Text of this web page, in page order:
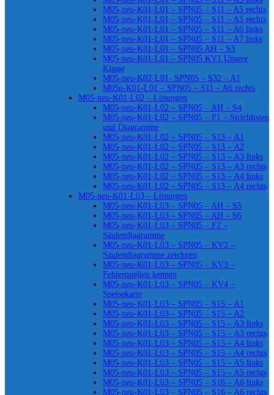
M05-neu-K01-L01 – SPN05 – S11 – A5 rechts
M05-neu-K01-L01 – SPN05 – S11 – A5 rechts
M05-neu-K01-L01 – SPN05 – S11 – A6 links
M05-neu-K01-L01 – SPN05 – S11 – A7 links
M05-neu-K01-L01 – SPN05 AH – S3
M05-neu-K01-L01 – SPN05 KV1 Unsere
Klasse
M05-neu-K02-L01- SPN05 – S32 – A1
M05n-K01-L01 – SPN05 – S11 – A6 rechts
M05-neu-K01-L02 – Lösungen
M05-neu-K01-L02 – SPN05 – AH – S4
M05-neu-K01-L02 – SPN05 – F1 – Strichlisten
und Diagramme
M05-neu-K01-L02 – SPN05 – S13 – A1
M05-neu-K01-L02 – SPN05 – S13 – A2
M05-neu-K01-L02 – SPN05 – S13 – A3 links
M05-neu-K01-L02 – SPN05 – S13 – A3 rechts
M05-neu-K01-L02 – SPN05 – S13 – A4 links
M05-neu-K01-L02 – SPN05 – S13 – A4 rechts
M05-neu-K01-L03 – Lösungen
M05-neu-K01-L03 – SPN05 – AH – S5
M05-neu-K01-L03 – SPN05 – AH – S6
M05-neu-K01-L03 – SPN05 – F2 –
Säulendiagramme
M05-neu-K01-L03 – SPN05 – KV2 –
Säulendiagramme zeichnen
M05-neu-K01-L03 – SPN05 – KV3 –
Fehlerquellen kennen
M05-neu-K01-L03 – SPN05 – KV4 –
Speisekarte
M05-neu-K01-L03 – SPN05 – S15 – A1
M05-neu-K01-L03 – SPN05 – S15 – A2
M05-neu-K01-L03 – SPN05 – S15 – A3 links
M05-neu-K01-L03 – SPN05 – S15 – A3 rechts
M05-neu-K01-L03 – SPN05 – S15 – A4 links
M05-neu-K01-L03 – SPN05 – S15 – A4 rechts
M05-neu-K01-L03 – SPN05 – S15 – A5 links
M05-neu-K01-L03 – SPN05 – S15 – A5 rechts
M05-neu-K01-L03 – SPN05 – S16 – A6 links
M05-neu-K01-L03 – SPN05 – S16 – A6 rechts